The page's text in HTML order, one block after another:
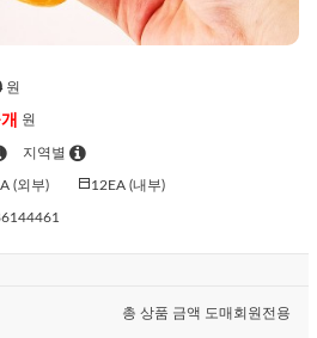
원
원
지역별
(외부) 12EA (내부)
총 상품 금액 도매회원전용